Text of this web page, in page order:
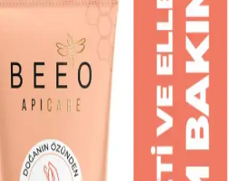
İçin Etkili Yüz Bakım
ürünler ve doğru bakım
azaltmanın yolları.
Ipek Yüz Kesesi: Hassas Ciltler
Bakım Çözümü